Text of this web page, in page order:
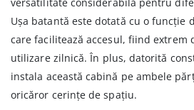
Ușa batantă este dotată cu o funcție
care facilitează accesul, fiind extrem
utilizare zilnică. În plus, datorită
instala această cabină pe ambele
oricăror cerințe de spațiu.